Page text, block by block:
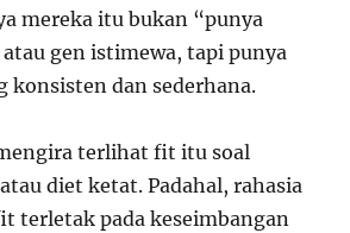
mereka itu bukan “punya
gen istimewa, tapi punya
konsisten dan sederhana.
terlihat fit itu soal
diet ketat. Padahal, rahasia
terletak pada keseimbangan